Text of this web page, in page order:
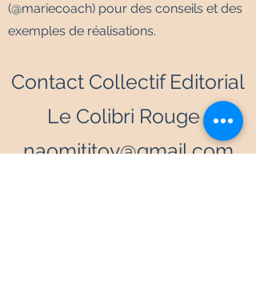
(@mariecoach) pour des conseils et des
exemples de réalisations.
Contact Collectif Editorial
Le Colibri Rouge :
naomititov@gmail.com